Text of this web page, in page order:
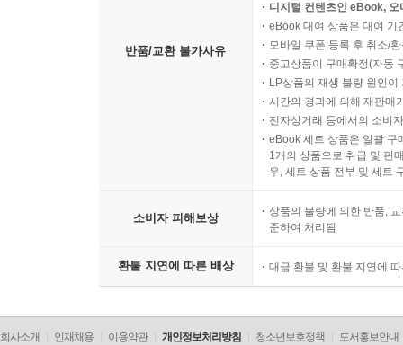
반품/교환 불가사유
디지털 컨텐츠인 eBook,
eBook 대여 상품은 대여 기
모바일 쿠폰 등록 후 취소/
중고상품이 구매확정(자동
LP상품의 재생 불량 원인
시간의 경과에 의해 재판매
전자상거래 등에서의 소비
eBook 세트 상품은 일괄 구
1개의 상품으로 취급 및 판
우, 세트 상품 전부 및 세트
소비자 피해보상
상품의 불량에 의한 반품,
준하여 처리됨
환불 지연에 따른 배상 대금 환불 및 환불 지연에
회사소개 인재채용 이용약관 개인정보처리방침 청소년보호정책 도서홍보안내